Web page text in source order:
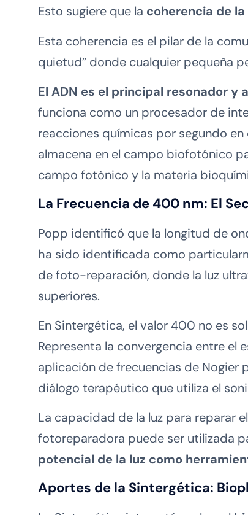
Esto sugiere que la coherencia de la
Esta coherencia es el pilar de la
quietud” donde cualquier pequeña
El ADN es el principal resonador y
funciona como un procesador de
reacciones químicas por segundo
almacena en el campo biofotónico
campo fotónico y la materia
La Frecuencia de 400 nm: El
Popp identificó que la longitud de
ha sido identificada como
de foto-reparación, donde la luz
superiores.
En Sintergética, el valor 400 no es
Representa la convergencia entre
aplicación de frecuencias de
diálogo terapéutico que utiliza el
La capacidad de la luz para reparar
fotoreparadora puede ser utilizada
potencial de la luz como
Aportes de la Sintergética: